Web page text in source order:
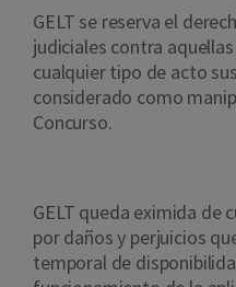
GELT se reserva el
judiciales contra
cualquier tipo de acto
considerado como
Concurso.
GELT queda eximida de
por daños y perjuicios
temporal de